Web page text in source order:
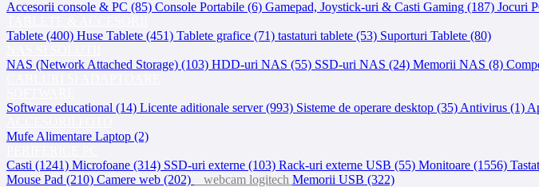
Accesorii console & PC (85) Console Portabile (6) Gamepad, Joystick-uri & Casti Gaming (187) Jocuri
Tablete (400) Huse Tablete (451) Tablete grafice (71) tastaturi tablete (53) Suporturi Tablete (80)
NAS (Network Attached Storage) (103) HDD-uri NAS (55) SSD-uri NAS (24) Memorii NAS (8)
Software educational (14) Licente aditionale server (993) Sisteme de operare desktop (35) Antivirus (1)
Mufe Alimentare Laptop (2)
Casti (1241) Microfoane (314) SSD-uri externe (103) Rack-uri externe USB (55) Monitoare (1556)
Mouse Pad (210) Camere web (202) webcam logitech Memorii USB (322)